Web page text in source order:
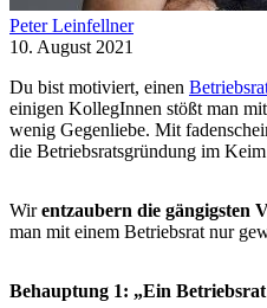
Peter Leinfellner
10. August 2021
Du bist motiviert, einen
einigen KollegInnen stößt man
wenig Gegenliebe. Mit
die Betriebsratsgründung im
Wirentzaubern die gängigsten
man mit einem Betriebsrat nur
Behauptung 1: „Ein